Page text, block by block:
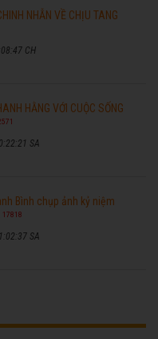
NHẪN VỀ CHỊU TANG
CH
HẰNG VỚI CUỘC SỐNG
SA
Bình chụp ảnh kỷ niệm
17818
SA